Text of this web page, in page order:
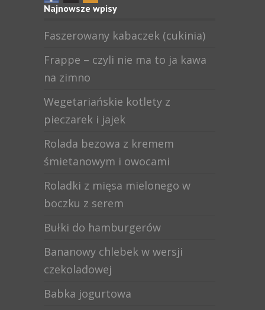
Najnowsze wpisy
Faszerowany kabaczek (cukinia)
Frappe – czyli nie ma to ja kawa
na zimno
Wegetariańskie kotlety z
pieczarek i jajek
Rolada bezowa z kremem
śmietanowym i owocami
Roladki z mięsa mielonego w
boczku z serem
Bułki do hamburgerów
Bananowy chlebek w wersji
czekoladowej
Babka jogurtowa